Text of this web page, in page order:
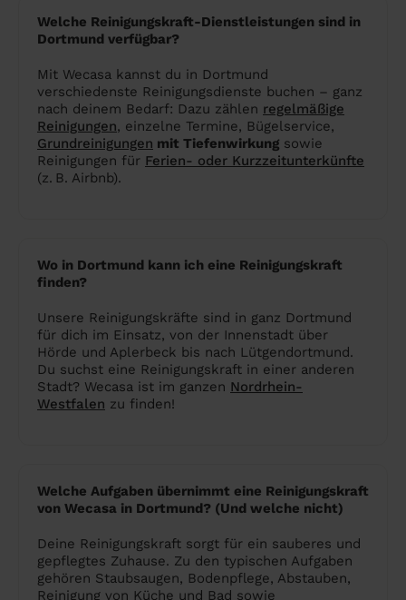
Welche Reinigungskraft-Dienstleistungen sind in
Dortmund verfügbar?
Mit Wecasa kannst du in Dortmund
verschiedenste Reinigungsdienste buchen – ganz
nach deinem Bedarf: Dazu zählen regelmäßige
Reinigungen, einzelne Termine, Bügelservice,
Grundreinigungen mit Tiefenwirkung sowie
Reinigungen für Ferien- oder Kurzzeitunterkünfte
(z. B. Airbnb).
Wo in Dortmund kann ich eine Reinigungskraft
finden?
Unsere Reinigungskräfte sind in ganz Dortmund
für dich im Einsatz, von der Innenstadt über
Hörde und Aplerbeck bis nach Lütgendortmund.
Du suchst eine Reinigungskraft in einer anderen
Stadt? Wecasa ist im ganzen Nordrhein-
Westfalen zu finden!
Welche Aufgaben übernimmt eine Reinigungskraft
von Wecasa in Dortmund? (Und welche nicht)
Deine Reinigungskraft sorgt für ein sauberes und
gepflegtes Zuhause. Zu den typischen Aufgaben
gehören Staubsaugen, Bodenpflege, Abstauben,
Reinigung von Küche und Bad sowie